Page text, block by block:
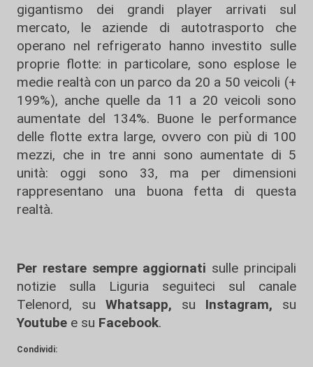
gigantismo dei grandi player arrivati sul
mercato, le aziende di autotrasporto che
operano nel refrigerato hanno investito sulle
proprie flotte: in particolare, sono esplose le
medie realtà con un parco da 20 a 50 veicoli (+
199%), anche quelle da 11 a 20 veicoli sono
aumentate del 134%. Buone le performance
delle flotte extra large, ovvero con più di 100
mezzi, che in tre anni sono aumentate di 5
unità: oggi sono 33, ma per dimensioni
rappresentano una buona fetta di questa
realtà.
Per restare sempre aggiornati sulle principali
notizie sulla Liguria seguiteci sul canale
Telenord, su
Whatsapp, su Instagram, su
Youtube e su Facebook.
Condividi: